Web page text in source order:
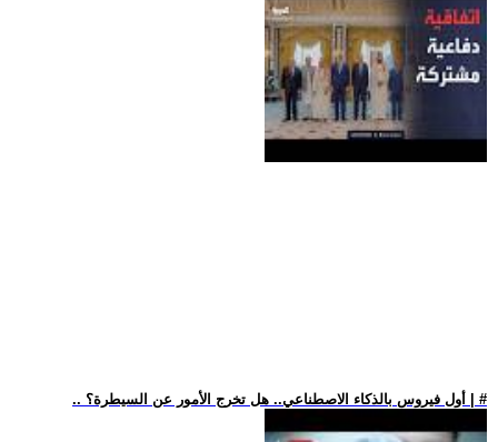
.. أول فيروس بالذكاء الاصطناعي.. هل تخرج الأمور عن السيطرة؟ | #